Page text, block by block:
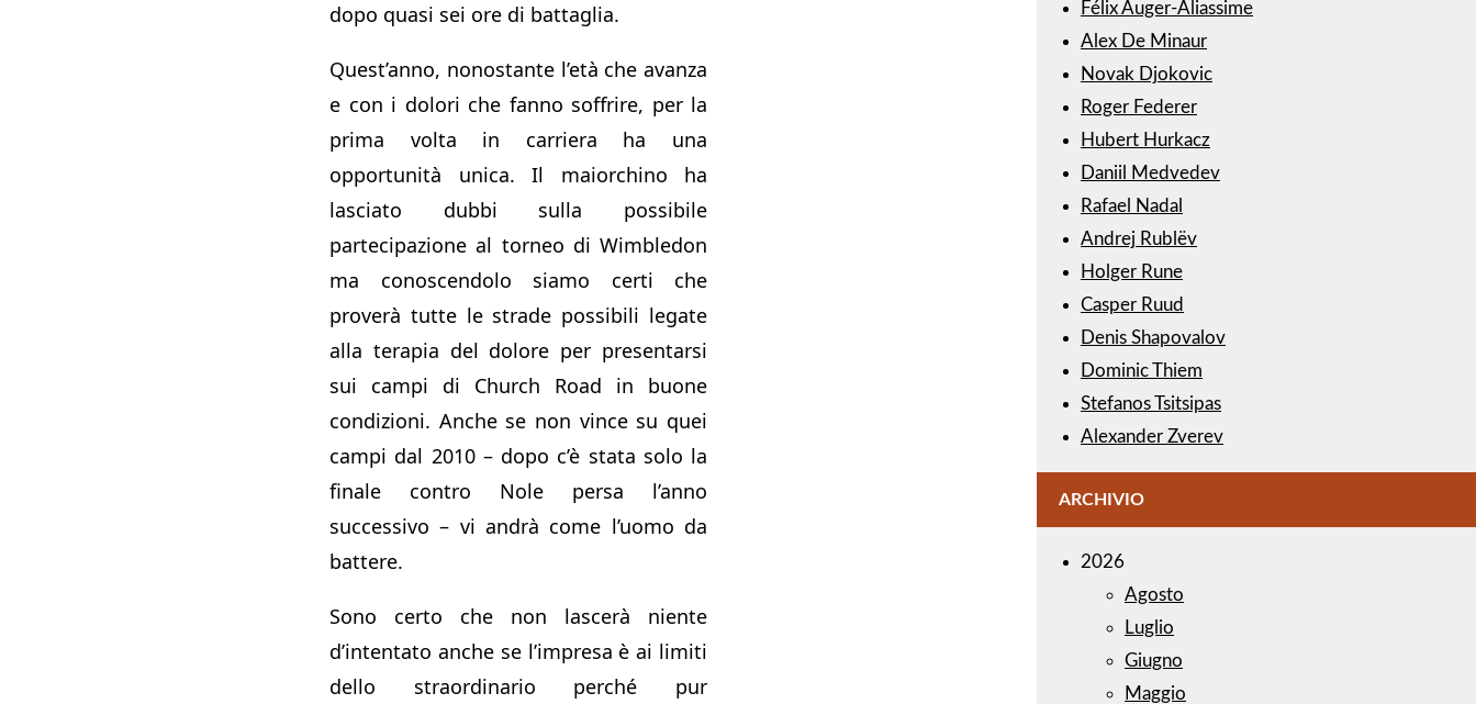
dopo quasi sei ore di battaglia.
Quest’anno, nonostante l’età che avanza
e con i dolori che fanno soffrire, per la
prima volta in carriera ha una
opportunità unica. Il maiorchino ha
lasciato dubbi sulla possibile
partecipazione al torneo di Wimbledon
ma conoscendolo siamo certi che
proverà tutte le strade possibili legate
alla terapia del dolore per presentarsi
sui campi di Church Road in buone
condizioni. Anche se non vince su quei
campi dal 2010 – dopo c’è stata solo la
finale contro Nole persa l’anno
successivo – vi andrà come l’uomo da
battere.
Sono certo che non lascerà niente
d’intentato anche se l’impresa è ai limiti
dello straordinario perché pur
Félix Auger-Aliassime
Alex De Minaur
Novak Djokovic
Roger Federer
Hubert Hurkacz
Daniil Medvedev
Rafael Nadal
Andrej Rublëv
Holger Rune
Casper Ruud
Denis Shapovalov
Dominic Thiem
Stefanos Tsitsipas
Alexander Zverev
ARCHIVIO
2026
Agosto
Luglio
Giugno
Maggio